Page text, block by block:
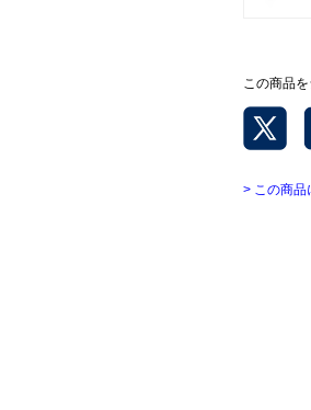
この商品
> この商品